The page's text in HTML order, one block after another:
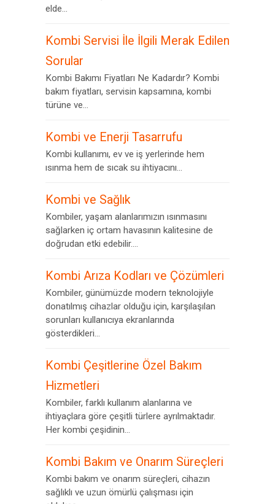
elde...
Kombi Servisi İle İlgili Merak Edilen
Sorular
Kombi Bakımı Fiyatları Ne Kadardır? Kombi
bakım fiyatları, servisin kapsamına, kombi
türüne ve...
Kombi ve Enerji Tasarrufu
Kombi kullanımı, ev ve iş yerlerinde hem
ısınma hem de sıcak su ihtiyacını...
Kombi ve Sağlık
Kombiler, yaşam alanlarımızın ısınmasını
sağlarken iç ortam havasının kalitesine de
doğrudan etki edebilir....
Kombi Arıza Kodları ve Çözümleri
Kombiler, günümüzde modern teknolojiyle
donatılmış cihazlar olduğu için, karşılaşılan
sorunları kullanıcıya ekranlarında
gösterdikleri...
Kombi Çeşitlerine Özel Bakım
Hizmetleri
Kombiler, farklı kullanım alanlarına ve
ihtiyaçlara göre çeşitli türlere ayrılmaktadır.
Her kombi çeşidinin...
Kombi Bakım ve Onarım Süreçleri
Kombi bakım ve onarım süreçleri, cihazın
sağlıklı ve uzun ömürlü çalışması için